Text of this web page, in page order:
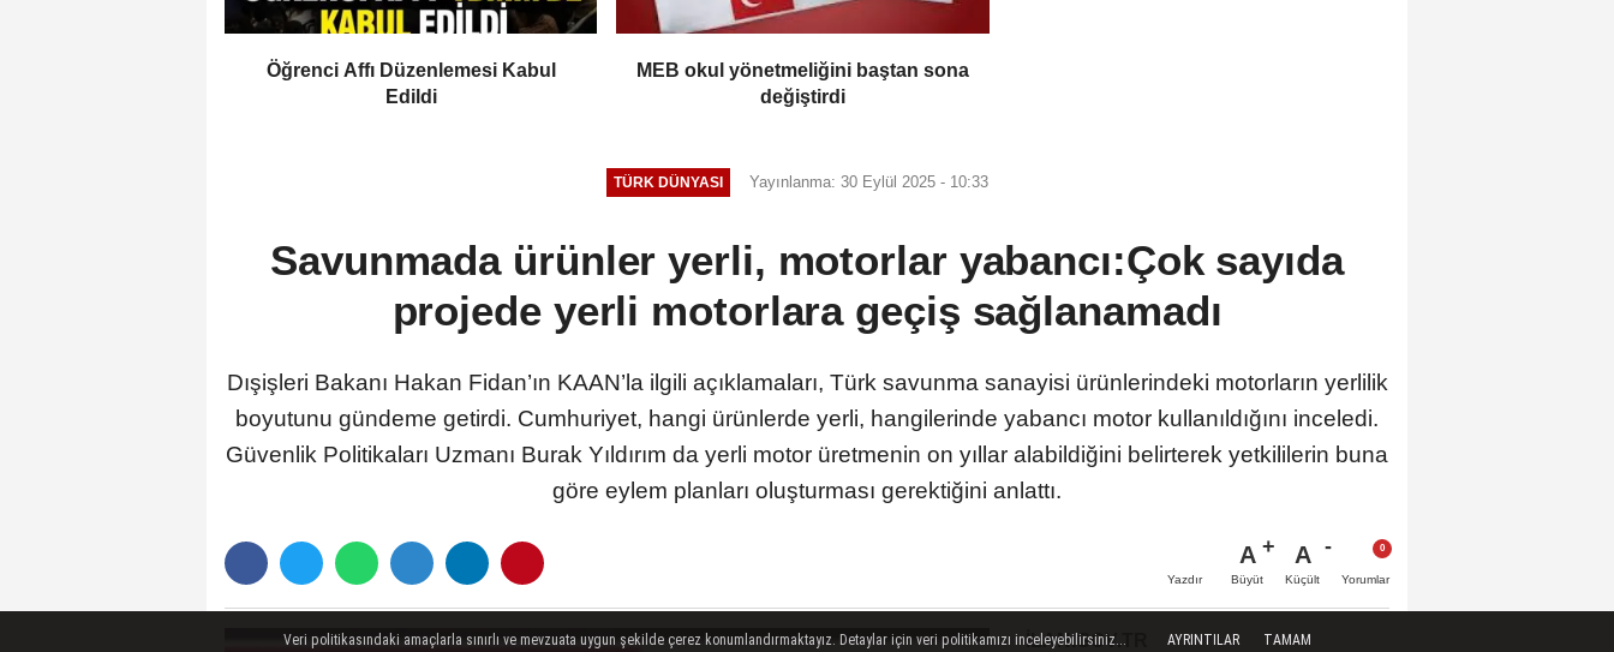
Öğrenci Affı Düzenlemesi Kabul
Edildi
MEB okul yönetmeliğini baştan sona
değiştirdi
TÜRK DÜNYASI Yayınlanma: 30 Eylül 2025 - 10:33
Savunmada ürünler yerli, motorlar yabancı:Çok sayıda
projede yerli motorlara geçiş sağlanamadı
Dışişleri Bakanı Hakan Fidan’ın KAAN’la ilgili açıklamaları, Türk savunma sanayisi ürünlerindeki motorların yerlilik
boyutunu gündeme getirdi. Cumhuriyet, hangi ürünlerde yerli, hangilerinde yabancı motor kullanıldığını inceledi.
Güvenlik Politikaları Uzmanı Burak Yıldırım da yerli motor üretmenin on yıllar alabildiğini belirterek yetkililerin buna
göre eylem planları oluşturması gerektiğini anlattı.
Yazdır
A
Büyüt
A
Küçült Yorumlar
ILAN.GOV.TR
Veri politikasındaki amaçlarla sınırlı ve mevzuata uygun şekilde çerez konumlandırmaktayız. Detaylar için veri politikamızı inceleyebilirsiniz... AYRINTILAR TAMAM